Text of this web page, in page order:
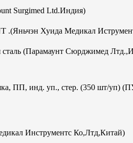
Surgimed Ltd.Индия)
.(Яньчэн Хуида Медикал
(Парамаунт Сюрджимед
ПП, инд. уп., стер. (350 шт/
Инструментс Ко,Лтд,Китай)